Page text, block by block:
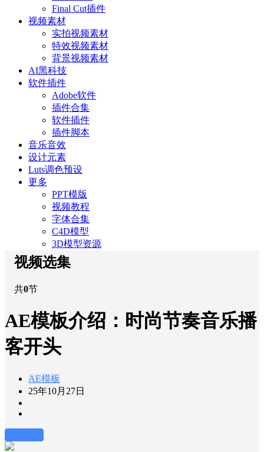
Final Cut插件
视频素材
实拍视频素材
特效视频素材
背景视频素材
AI黑科技
软件插件
Adobe软件
插件合集
软件插件
插件脚本
音乐音效
设计元素
Luts调色预设
更多
PPT模版
视频教程
字体合集
C4D模型
3D模型资源
视频选集
共0节
AE模板介绍：时尚节奏音乐播
客开头
AE模板
25年10月27日